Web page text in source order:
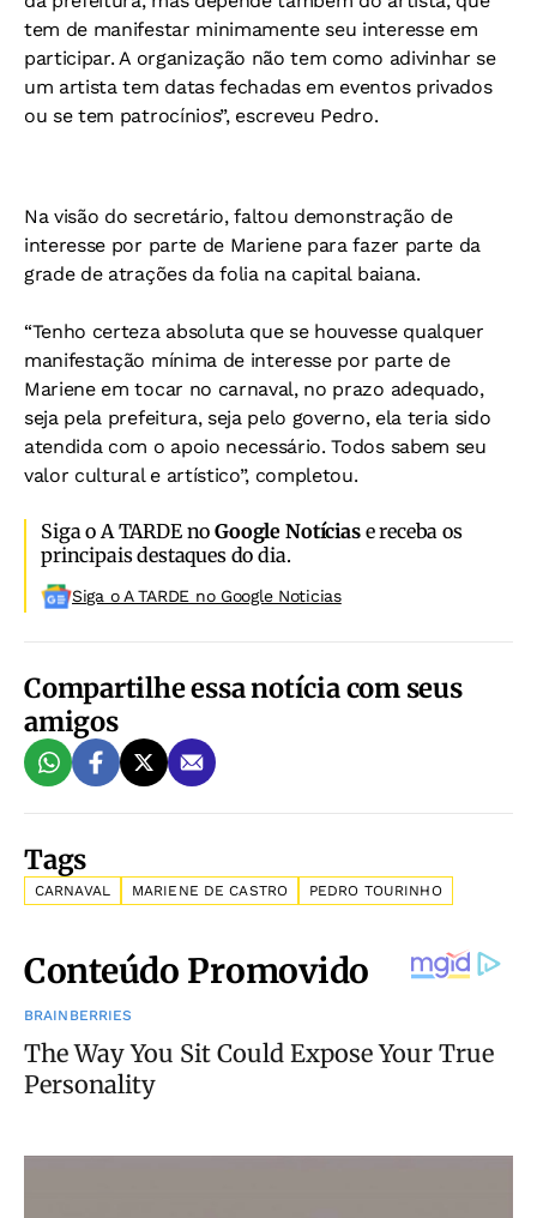
tem de manifestar minimamente seu interesse em
participar. A organização não tem como adivinhar se
um artista tem datas fechadas em eventos privados
ou se tem patrocínios”, escreveu Pedro.
Na visão do secretário, faltou demonstração de
interesse por parte de Mariene para fazer parte da
grade de atrações da folia na capital baiana.
“Tenho certeza absoluta que se houvesse qualquer
manifestação mínima de interesse por parte de
Mariene em tocar no carnaval, no prazo adequado,
seja pela prefeitura, seja pelo governo, ela teria sido
atendida com o apoio necessário. Todos sabem seu
valor cultural e artístico”, completou.
Siga o A TARDE noGoogle Notíciase receba os
principais destaques do dia.
Siga o A TARDE no Google Noticias
Compartilhe essa notícia com seus
amigos
Tags
CARNAVAL MARIENE DE CASTRO PEDRO TOURINHO